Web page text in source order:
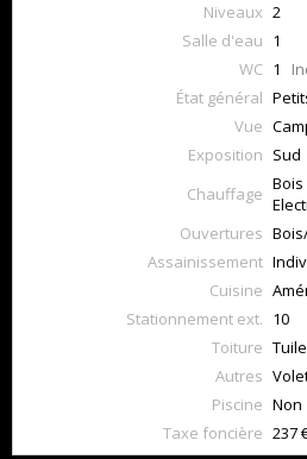
Niveaux 2
Salle d'eau 1
WC 1
État général
Vue
Exposition Sud
Chauffage Bois
Ouvertures
Assainissement
Cuisine
Stationnement ext. 10
Toiture
Autres
Piscine Non
Taxe foncière 237